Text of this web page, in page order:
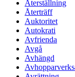
Återställning
Återträff
Auktoritet
Autokrati
Avfrienda
Avgå
Avhängd